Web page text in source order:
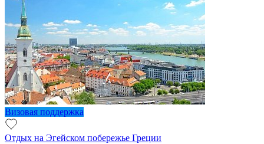
Визовая поддержка
Отдых на Эгейском побережье Греции